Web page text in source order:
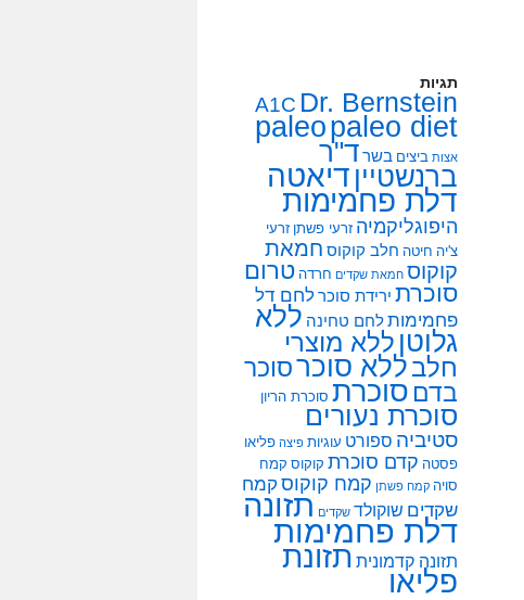
תגיות
A1C Dr. Bernstein
paleopaleo diet
אצות ביצים בשרד"ר
ברנשטיין דיאטה
דלת פחמימות
היפוגליקמיה זרעי פשתן זרעי
צ'יה חיטה חלב קוקוס חמאת
קוקוס חמאת שקדים חרדה טרום
סוכרת ירידת סוכרלחם דל
פחמימותלחם טחינה ללא
גלוטן ללא מוצרי
חלבללא סוכרסוכר
בדם סוכרת סוכרת הריון
סוכרת נעורים
סטיביה ספורט עוגיות פיצה פליאו
פסטה קדם סוכרת קוקוס קמח
סויה קמח פשתן קמח קוקוס קמח
שקדים שוקולד שקדים תזונה
דלת פחמימות
תזונה קדמונית תזונת
פליאו